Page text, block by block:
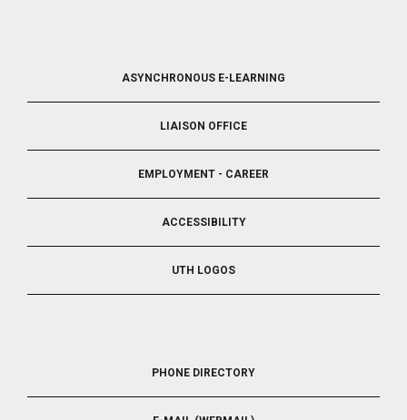
ASYNCHRONOUS E-LEARNING
LIAISON OFFICE
EMPLOYMENT - CAREER
ACCESSIBILITY
UTH LOGOS
PHONE DIRECTORY